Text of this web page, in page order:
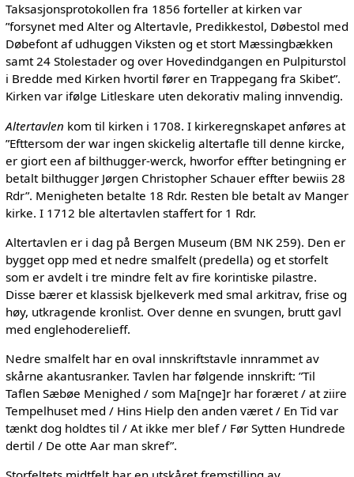
Taksasjonsprotokollen fra 1856 forteller at kirken var
”forsynet med Alter og Altertavle, Predikkestol, Døbestol med
Døbefont af udhuggen Viksten og et stort Mæssingbækken
samt 24 Stolestader og over Hovedindgangen en Pulpiturstol
i Bredde med Kirken hvortil fører en Trappegang fra Skibet”.
Kirken var ifølge Litleskare uten dekorativ maling innvendig.
Altertavlen kom til kirken i 1708. I kirkeregnskapet anføres at
”Efttersom der war ingen skickelig altertafle till denne kircke,
er giort een af bilthugger-werck, hworfor effter betingning er
betalt bilthugger Jørgen Christopher Schauer effter bewiis 28
Rdr”. Menigheten betalte 18 Rdr. Resten ble betalt av Manger
kirke. I 1712 ble altertavlen staffert for 1 Rdr.
Altertavlen er i dag på Bergen Museum (BM NK 259). Den er
bygget opp med et nedre smalfelt (predella) og et storfelt
som er avdelt i tre mindre felt av fire korintiske pilastre.
Disse bærer et klassisk bjelkeverk med smal arkitrav, frise og
høy, utkragende kronlist. Over denne en svungen, brutt gavl
med englehoderelieff.
Nedre smalfelt har en oval innskriftstavle innrammet av
skårne akantusranker. Tavlen har følgende innskrift: ”Til
Taflen Sæbøe Menighed / som Ma[nge]r har foræret / at ziire
Tempelhuset med / Hins Hielp den anden været / En Tid var
tænkt dog holdtes til / At ikke mer blef / Før Sytten Hundrede
dertil / De otte Aar man skref”.